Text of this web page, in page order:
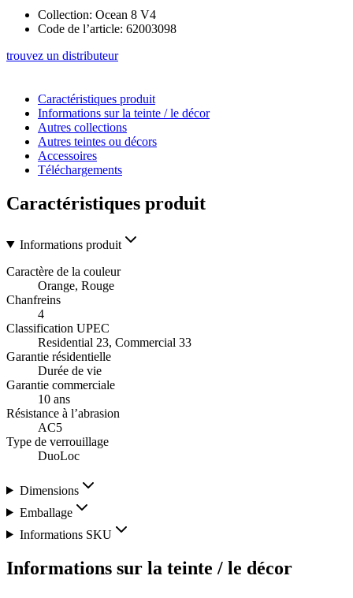
Collection: Ocean 8 V4
Code de l’article: 62003098
trouvez un distributeur
Caractéristiques produit
Informations sur la teinte / le décor
Autres collections
Autres teintes ou décors
Accessoires
Téléchargements
Caractéristiques produit
Informations produit
Caractère de la couleur
Orange, Rouge
Chanfreins
4
Classification UPEC
Residential 23, Commercial 33
Garantie résidentielle
Durée de vie
Garantie commerciale
10 ans
Résistance à l’abrasion
AC5
Type de verrouillage
DuoLoc
Dimensions
Emballage
Informations SKU
Informations sur la teinte / le décor